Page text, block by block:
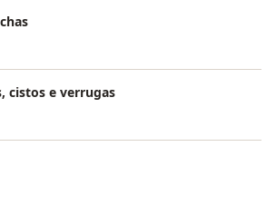
cistos e verrugas